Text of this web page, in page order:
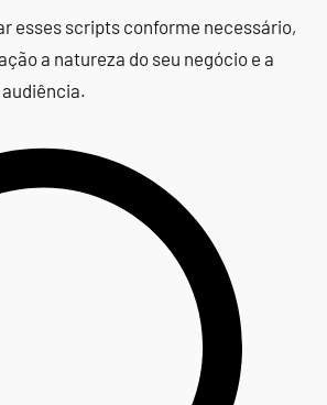
esses scripts conforme necessário,
a natureza do seu negócio e a